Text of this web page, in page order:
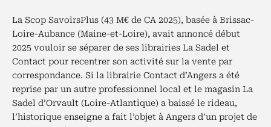
La Scop SavoirsPlus (43 M€ de CA 2025), basée à Brissac-
Loire-Aubance (Maine-et-Loire), avait annoncé début
2025 vouloir se séparer de ses librairies La Sadel et
Contact pour recentrer son activité sur la vente par
correspondance. Si la librairie Contact d’Angers a été
reprise par un autre professionnel local et le magasin La
Sadel d’Orvault (Loire-Atlantique) a baissé le rideau,
l’historique enseigne a fait l’objet à Angers d’un projet de